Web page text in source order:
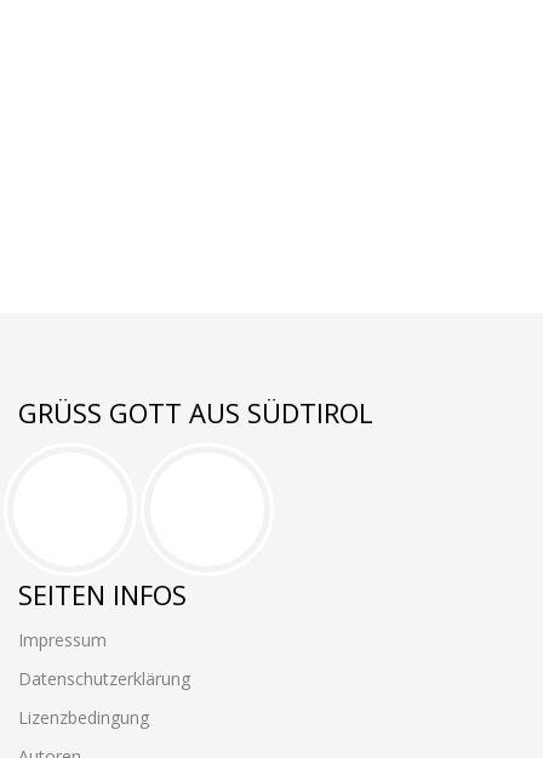
GRÜSS GOTT AUS SÜDTIROL
SEITEN INFOS
Impressum
Datenschutzerklärung
Lizenzbedingung